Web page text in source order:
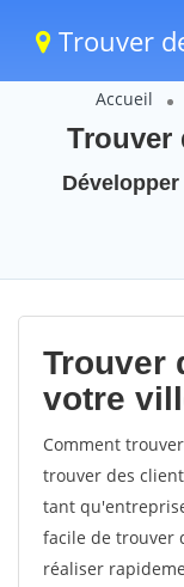
Trouver
Accueil
Trouver
Trouver
votre
Comment
trouver des
tant
facile de trouver
réaliser